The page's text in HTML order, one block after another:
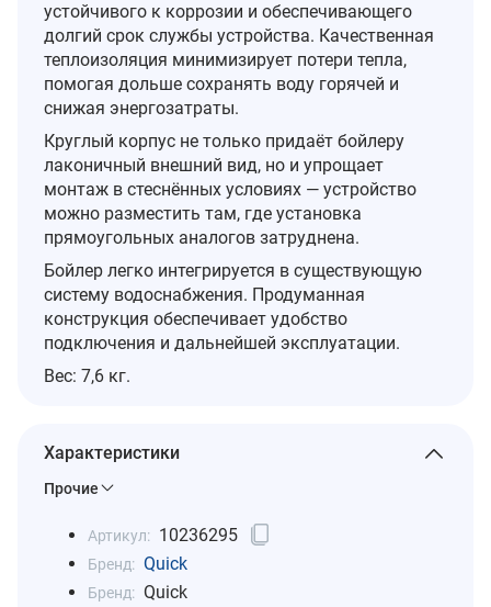
устойчивого к коррозии и обеспечивающего
долгий срок службы устройства. Качественная
теплоизоляция минимизирует потери тепла,
помогая дольше сохранять воду горячей и
снижая энергозатраты.
Круглый корпус не только придаёт бойлеру
лаконичный внешний вид, но и упрощает
монтаж в стеснённых условиях — устройство
можно разместить там, где установка
прямоугольных аналогов затруднена.
Бойлер легко интегрируется в существующую
систему водоснабжения. Продуманная
конструкция обеспечивает удобство
подключения и дальнейшей эксплуатации.
Вес: 7,6 кг.
Характеристики
Прочие
Артикул: 10236295
Бренд: Quick
Бренд: Quick